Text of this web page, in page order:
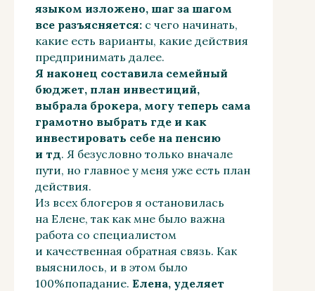
языком изложено, шаг за шагом
все разъясняется: с чего начинать,
какие есть варианты, какие действия
предпринимать далее.
Я наконец составила семейный
бюджет, план инвестиций,
выбрала брокера, могу теперь сама
грамотно выбрать где и как
инвестировать себе на пенсию
и тд. Я безусловно только вначале
пути, но главное у меня уже есть план
действия.
Из всех блогеров я остановилась
на Елене, так как мне было важна
работа со специалистом
и качественная обратная связь. Как
выяснилось, и в этом было
100%попадание. Елена, уделяет